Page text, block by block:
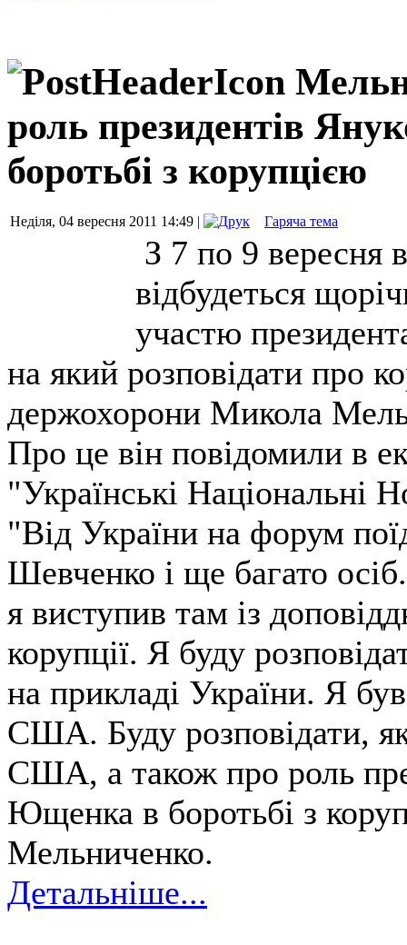
роль президентів
боротьбі з корупцією
Неділя, 04 вересня 2011 14:49 | Гаряча тема
З 7 по 9 вересня
відбудеться
участю
на який розповідати про
держохорони Микола
Про це він повідомили в
"Українські Національні
"Від України на форум
Шевченко і ще багато
я виступив там із
корупції. Я буду
на прикладі України. Я
США. Буду розповідати, як
США, а також про роль
Ющенка в боротьбі з
Мельниченко.
Детальніше...